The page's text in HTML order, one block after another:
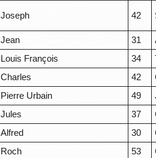
Joseph 42
Jean 31
Louis François 34
Charles 42
Pierre Urbain 49
Jules 37
Alfred 30
Roch 53